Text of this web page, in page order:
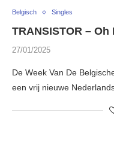
Belgisch Singles
TRANSISTOR –
27/01/2025
De Week Van De
een vrij nieuwe